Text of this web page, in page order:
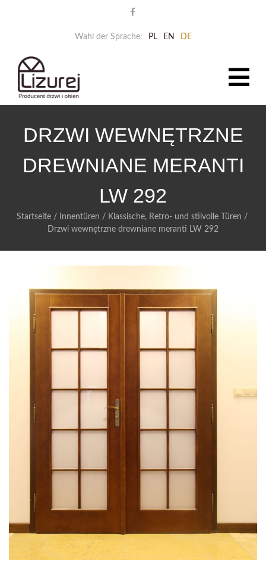
Wahl der Sprache: PL EN DE
DRZWI WEWNĘTRZNE
DREWNIANE MERANTI
LW 292
Startseite/ Innentüren / Klassische, Retro- und stilvolle Türen /
Drzwi wewnętrzne drewniane meranti LW 292